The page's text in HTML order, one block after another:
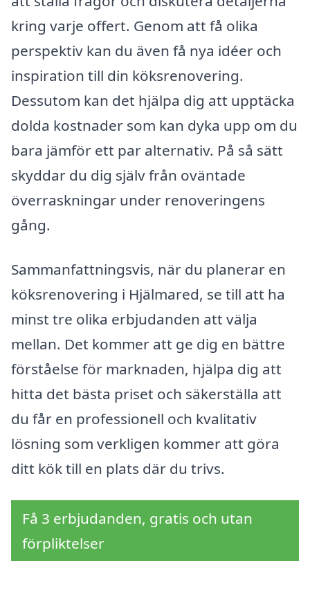
kring varje offert. Genom att få olika
perspektiv kan du även få nya idéer och
inspiration till din köksrenovering.
Dessutom kan det hjälpa dig att upptäcka
dolda kostnader som kan dyka upp om du
bara jämför ett par alternativ. På så sätt
skyddar du dig själv från oväntade
överraskningar under renoveringens
gång.
Sammanfattningsvis, när du planerar en
köksrenovering i Hjälmared, se till att ha
minst tre olika erbjudanden att välja
mellan. Det kommer att ge dig en bättre
förståelse för marknaden, hjälpa dig att
hitta det bästa priset och säkerställa att
du får en professionell och kvalitativ
lösning som verkligen kommer att göra
ditt kök till en plats där du trivs.
Få 3 erbjudanden, gratis och utan
förpliktelser